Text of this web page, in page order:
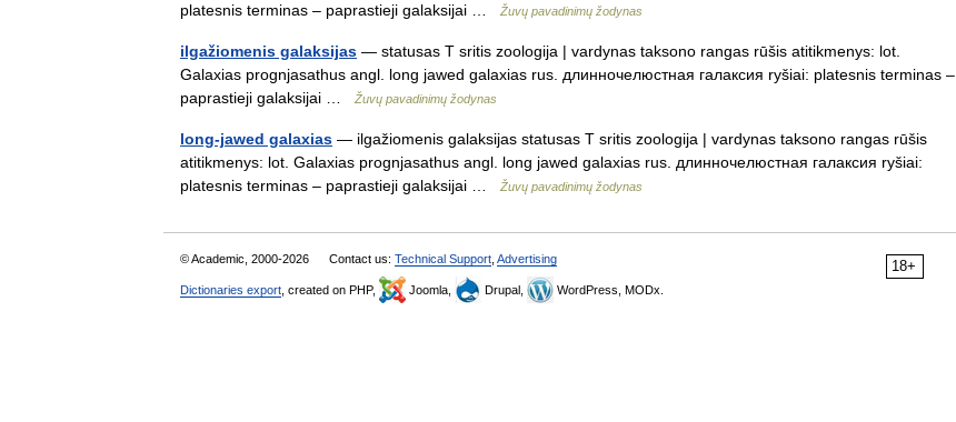
platesnis terminas – paprastieji galaksijai …
Žuvų pavadinimų žodynas
ilgažiomenis galaksijas — statusas T sritis zoologija | vardynas taksono rangas rūšis atitikmenys: lot.
Galaxias prognjasathus angl. long jawed galaxias rus. длинночелюстная галаксия ryšiai: platesnis terminas –
paprastieji galaksijai …
Žuvų pavadinimų žodynas
long-jawed galaxias — ilgažiomenis galaksijas statusas T sritis zoologija | vardynas taksono rangas rūšis
atitikmenys: lot. Galaxias prognjasathus angl. long jawed galaxias rus. длинночелюстная галаксия ryšiai:
platesnis terminas – paprastieji galaksijai …
Žuvų pavadinimų žodynas
18+
© Academic, 2000-2026 Contact us: Technical Support Advertising
Dictionaries export , created on PHP, Joomla, Drupal, WordPress, MODx.